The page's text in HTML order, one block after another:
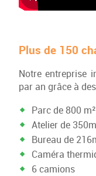
Plus de 150
Notre entreprise
par an grâce à
Parc de 800
Atelier de
Bureau de
Caméra
6 camions